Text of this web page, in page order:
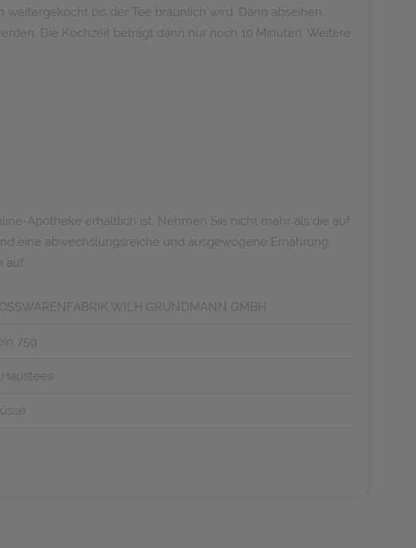
bis der Tee bräunlich wird. Dann abseihen.
Die Kochzeit beträgt dann nur noch 10 Minuten. Weitere
Apotheke erhältlich ist. Nehmen Sie nicht mehr als die auf
eine abwechslungsreiche und ausgewogene Ernährung.
auf.
WILH.GRUNDMANN GMBH
75g